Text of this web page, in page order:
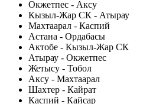
Окжетпес - Аксу
Кызыл-Жар СК - Атырау
Махтаарал - Каспий
Астана - Ордабасы
Актобе - Кызыл-Жар СК
Атырау - Окжетпес
Жетысу - Тобол
Аксу - Махтаарал
Шахтер - Кайрат
Каспий - Кайсар